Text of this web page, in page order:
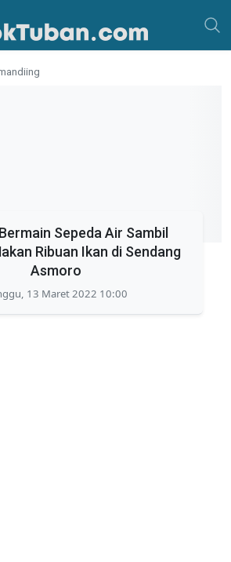
Sepeda Air Sambil
Ribuan Ikan di Sendang
Asmoro
13 Maret 2022 10:00